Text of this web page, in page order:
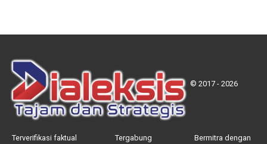
© 2017 - 2026
Terverifikasi faktual
Tergabung
Bermitra dengan